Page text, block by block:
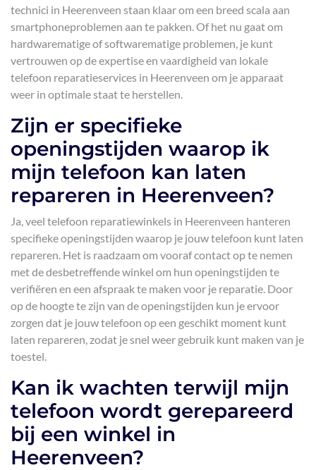
technici in Heerenveen staan klaar om een breed scala aan
smartphoneproblemen aan te pakken. Of het nu gaat om
hardwarematige of softwarematige problemen, je kunt
vertrouwen op de expertise en vaardigheid van lokale
telefoon reparatieservices in Heerenveen om je apparaat
weer in optimale staat te herstellen.
Zijn er specifieke
openingstijden waarop ik
mijn telefoon kan laten
repareren in Heerenveen?
Ja, veel telefoon reparatiewinkels in Heerenveen hanteren
specifieke openingstijden waarop je jouw telefoon kunt laten
repareren. Het is raadzaam om vooraf contact op te nemen
met de desbetreffende winkel om hun openingstijden te
verifiëren en een afspraak te maken voor je reparatie. Door
op de hoogte te zijn van de openingstijden kun je ervoor
zorgen dat je jouw telefoon op een geschikt moment kunt
laten repareren, zodat je snel weer gebruik kunt maken van je
toestel.
Kan ik wachten terwijl mijn
telefoon wordt gerepareerd
bij een winkel in
Heerenveen?